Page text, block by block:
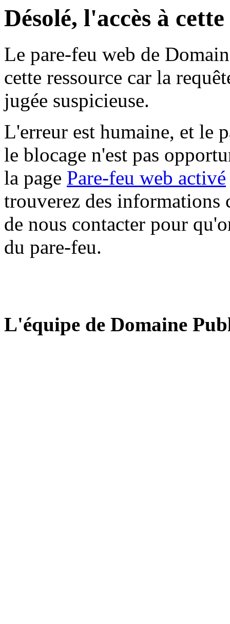
Désolé, l'accès à
Le pare-feu web de
cette ressource car la
jugée suspicieuse.
L'erreur est humaine, et le
le blocage n'est pas
la page Pare-feu web activé
trouverez des informations
de nous contacter pour
du pare-feu.
L'équipe de Domaine